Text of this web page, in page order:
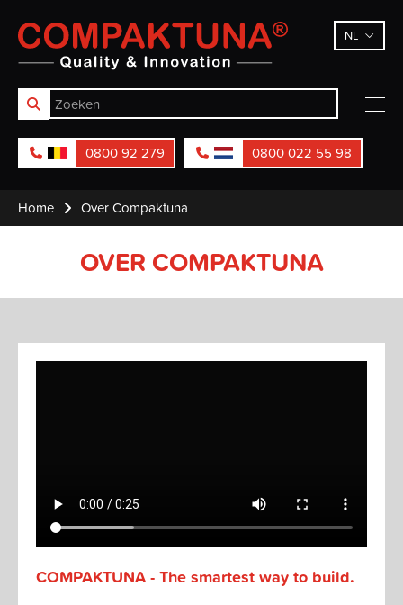
Compaktuna NL
0800 92 279 0800 022 55 98
Home Over Compaktuna
OVER COMPAKTUNA
COMPAKTUNA - The smartest way to build.